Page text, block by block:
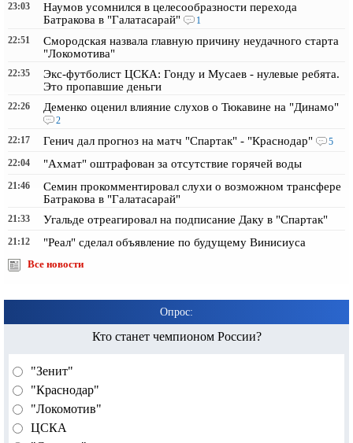
23:03
Наумов усомнился в целесообразности перехода
Батракова в "Галатасарай"
1
22:51
Смородская назвала главную причину неудачного старта
"Локомотива"
22:35
Экс-футболист ЦСКА: Гонду и Мусаев - нулевые ребята.
Это пропавшие деньги
22:26 Деменко оценил влияние слухов о Тюкавине на "Динамо"
2
22:17
Генич дал прогноз на матч "Спартак" - "Краснодар"
5
22:04
"Ахмат" оштрафован за отсутствие горячей воды
21:46
Семин прокомментировал слухи о возможном трансфере
Батракова в "Галатасарай"
21:33 Угальде отреагировал на подписание Даку в "Спартак"
21:12 "Реал" сделал объявление по будущему Винисиуса
Все новости
Опрос:
Кто станет чемпионом России?
"Зенит"
"Краснодар"
"Локомотив"
ЦСКА